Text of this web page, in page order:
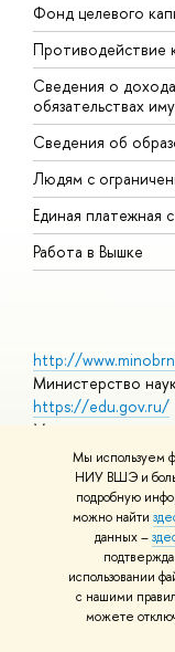
Мы используем
НИУ ВШЭ и
подробную
можно найти
данных –
использовании
с нашими
можете
Фонд целевого
Противодействие
Сведения о
обязательствах
Сведения об
Людям с
Единая платежная
Работа в Вышке
http://
Министерство
https://edu.gov.ru/
Министерство
https://
Массовые
© НИУ ВШЭ
использования
Шрифты HSE Sans и